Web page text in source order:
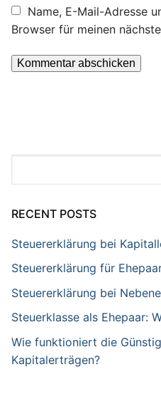
Name, E-Mail-Adresse
Browser für meinen
RECENT POSTS
Steuererklärung bei
Steuererklärung für
Steuererklärung bei
Steuerklasse als Ehepaar:
Wie funktioniert die
Kapitalerträgen?